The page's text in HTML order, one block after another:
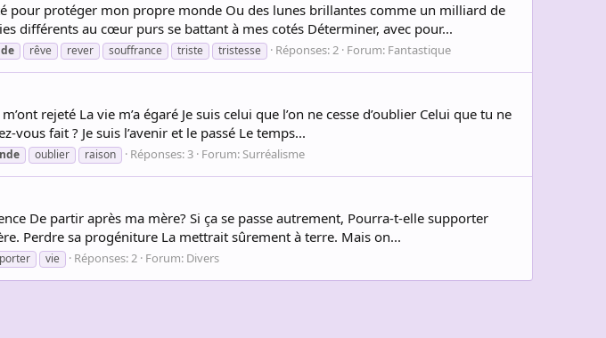
pour protéger mon propre monde Ou des lunes brillantes comme un milliard de
différents au cœur purs se battant à mes cotés Déterminer, avec pour...
rêve rever souffrance triste tristesse Réponses: 2 Forum: Fantastique
rejeté La vie m’a égaré Je suis celui que l’on ne cesse d’oublier Celui que tu ne
vous fait ? Je suis l’avenir et le passé Le temps...
oublier raison Réponses: 3 Forum: Surréalisme
De partir après ma mère? Si ça se passe autrement, Pourra-t-elle supporter
Perdre sa progéniture La mettrait sûrement à terre. Mais on...
vie Réponses: 2 Forum: Divers